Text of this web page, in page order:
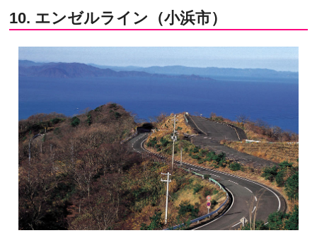
10. エンゼルライン（小浜市）